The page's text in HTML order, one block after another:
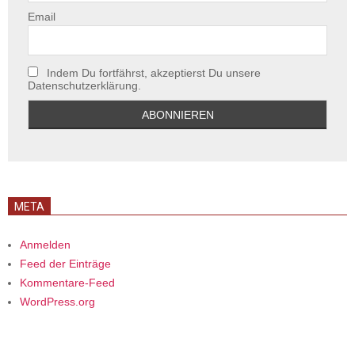
Email
Indem Du fortfährst, akzeptierst Du unsere
Datenschutzerklärung.
META
Anmelden
Feed der Einträge
Kommentare-Feed
WordPress.org